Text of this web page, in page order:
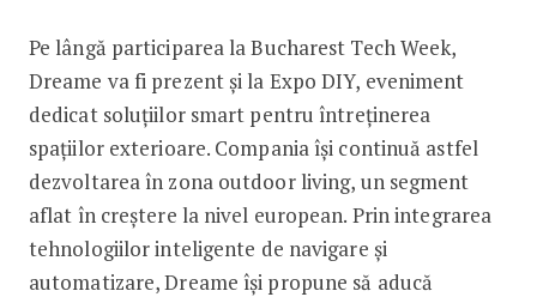
Pe lângă participarea la Bucharest Tech Week,
Dreame va fi prezent și la Expo DIY, eveniment
dedicat soluțiilor smart pentru întreținerea
spațiilor exterioare. Compania își continuă astfel
dezvoltarea în zona outdoor living, un segment
aflat în creștere la nivel european. Prin integrarea
tehnologiilor inteligente de navigare și
automatizare, Dreame își propune să aducă